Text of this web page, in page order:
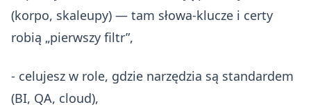
(korpo, skaleupy) — tam słowa‑klucze i certy
robią „pierwszy filtr”,
- celujesz w role, gdzie narzędzia są standardem
(BI, QA, cloud),